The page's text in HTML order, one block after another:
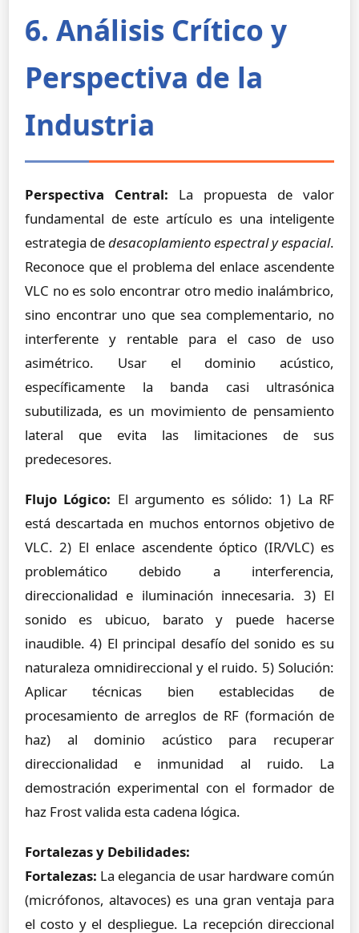
6. Análisis Crítico y
Perspectiva de la
Industria
Perspectiva Central: La propuesta de valor
fundamental de este artículo es una inteligente
estrategia dedesacoplamiento espectral y espacial.
Reconoce que el problema del enlace ascendente
VLC no es solo encontrar otro medio inalámbrico,
sino encontrar uno que sea complementario, no
interferente y rentable para el caso de uso
asimétrico. Usar el dominio acústico,
específicamente la banda casi ultrasónica
subutilizada, es un movimiento de pensamiento
lateral que evita las limitaciones de sus
predecesores.
Flujo Lógico: El argumento es sólido: 1) La RF
está descartada en muchos entornos objetivo de
VLC. 2) El enlace ascendente óptico (IR/VLC) es
problemático debido a interferencia,
direccionalidad e iluminación innecesaria. 3) El
sonido es ubicuo, barato y puede hacerse
inaudible. 4) El principal desafío del sonido es su
naturaleza omnidireccional y el ruido. 5) Solución:
Aplicar técnicas bien establecidas de
procesamiento de arreglos de RF (formación de
haz) al dominio acústico para recuperar
direccionalidad e inmunidad al ruido. La
demostración experimental con el formador de
haz Frost valida esta cadena lógica.
Fortalezas y Debilidades:
Fortalezas: La elegancia de usar hardware común
(micrófonos, altavoces) es una gran ventaja para
el costo y el despliegue. La recepción direccional